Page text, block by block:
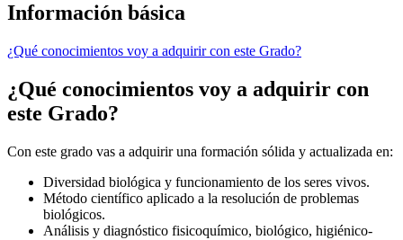
Información básica
¿Qué conocimientos voy a adquirir con este Grado?
¿Qué conocimientos voy a adquirir con
este Grado?
Con este grado vas a adquirir una formación sólida y actualizada en:
Diversidad biológica y funcionamiento de los seres vivos.
Método científico aplicado a la resolución de problemas
biológicos.
Análisis y diagnóstico fisicoquímico, biológico, higiénico-